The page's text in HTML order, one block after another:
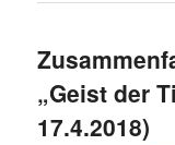
„Geist der
17.4.2018)